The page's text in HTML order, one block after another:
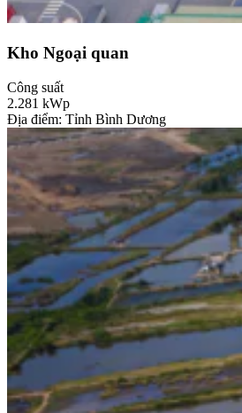
Kho Ngoại quan
Công suất
2.281 kWp
Địa điểm: Tỉnh Bình Dương